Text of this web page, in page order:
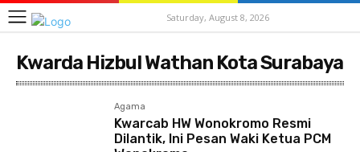
Saturday, August 8, 2026
Kwarda Hizbul Wathan Kota Surabaya
Agama
Kwarcab HW Wonokromo Resmi
Dilantik, Ini Pesan Waki Ketua PCM